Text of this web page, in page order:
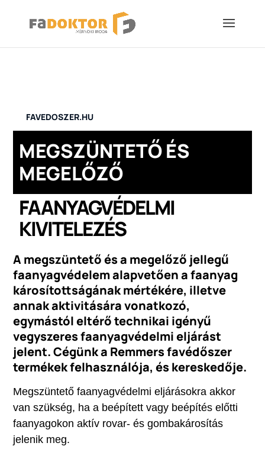
FAVEDOSZER.HU
MEGSZÜNTETŐ ÉS
MEGELŐZŐ
FAANYAGVÉDELMI
KIVITELEZÉS
A megszüntető és a megelőző jellegű
faanyagvédelem alapvetően a faanyag
károsítottságának mértékére, illetve
annak aktivitására vonatkozó,
egymástól eltérő technikai igényű
vegyszeres faanyagvédelmi eljárást
jelent. Cégünk a Remmers favédőszer
termékek felhasználója, és kereskedője.
Megszüntető faanyagvédelmi eljárásokra akkor
van szükség, ha a beépített vagy beépítés előtti
faanyagokon aktív rovar- és gombakárosítás
jelenik meg.